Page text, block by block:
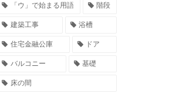
「ウ」で始まる用語 階段
建築工事 浴槽
住宅金融公庫 ドア
バルコニー 基礎
床の間